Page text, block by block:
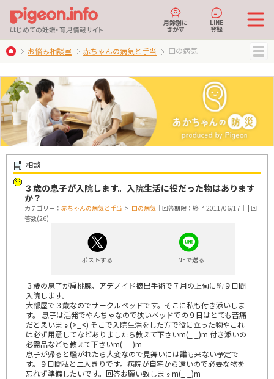
はじめての妊娠・育児情報サイト
月齢別に
さがす
LINE
登録
お悩み相談室 赤ちゃんの病気と手当 口の病気
相談
３歳の息子が入院します。入院生活に役だった物はあります
か？
カテゴリー： 赤ちゃんの病気と手当 > 口の病気 ｜回答期限：終了 2011/06/17｜ | 回
答数(26)
ポストする LINEで送る
３歳の息子が扁桃腺、アデノイド摘出手術で７月の上旬に約９日間
入院します。
大部屋で３歳なのでサークルベッドです。そこに私も付き添いしま
す。 息子は活発でやんちゃなので狭いベッドでの９日はとても苦痛
だと思います(>_<) そこで入院生活をした方で役に立った物やこれ
は必ず用意してなどありましたら教えて下さいm(_ _)m 付き添いの
必需品なども教えて下さいm(_ _)m
息子が帰ると騒がれたら大変なので見舞いには誰も来ない予定で
す。９日間私と二人きりです。病院が自宅から遠いので必要な物を
忘れず準備したいです。回答お願い致しますm(_ _)m